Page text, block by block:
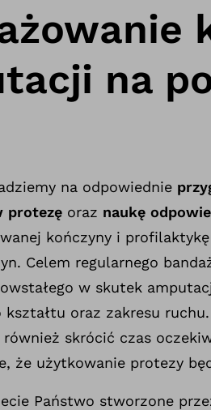
na
na odpowiednie
protezę oraz naukę
kończyny i
Celem regularnego
w skutek
kształtu oraz zakresu
skrócić czas
że użytkowanie protezy
Państwo stworzone